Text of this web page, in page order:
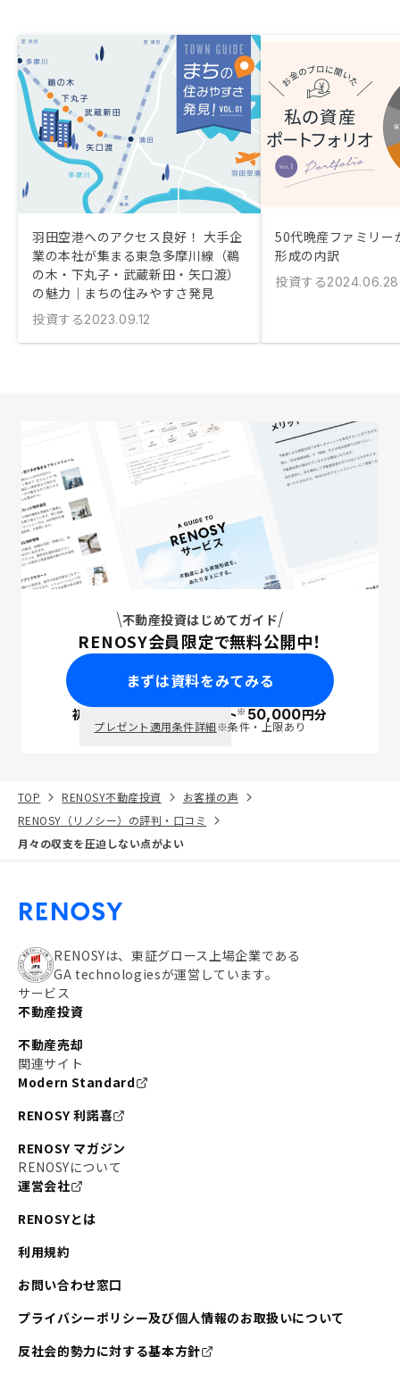
羽田空港へのアクセス良好！ 大手企
業の本社が集まる東急多摩川線（鵜
の木・下丸子・武蔵新田・矢口渡）
の魅力｜まちの住みやすさ発見
投資する2023.09.12
50代晩産ファミリー
形成の内訳
投資する2024.06.28
不動産投資はじめてガイド
RENOSY会員限定で無料公開中！
まずは資料をみてみる
初回面談で ポイント※50,000円分
プレゼント適用条件詳細※条件・上限あり
TOP RENOSY不動産投資
お客様の声
RENOSY（リノシー）の評判・口コミ
月々の収支を圧迫しない点がよい
RENOSYは、東証グロース上場企業である
GA technologiesが運営しています。
サービス
不動産投資
不動産売却
関連サイト
Modern Standard
RENOSY 利諾喜
RENOSY マガジン
RENOSYについて
運営会社
RENOSYとは
利用規約
お問い合わせ窓口
プライバシーポリシー及び個人情報のお取扱いについて
反社会的勢力に対する基本方針